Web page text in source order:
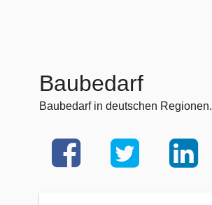
Baubedarf
Baubedarf in deutschen Regionen.